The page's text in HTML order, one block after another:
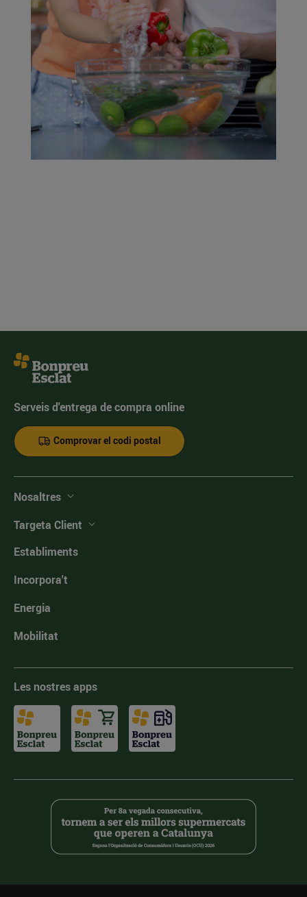
Serveis d'entrega de compra online
Comprovar el codi postal
Nosaltres
Targeta Client
Establiments
Incorpora't
Energia
Mobilitat
Les nostres apps